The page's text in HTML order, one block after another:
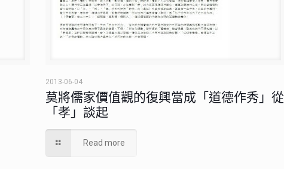
2013-06-04
莫將儒家價值觀的復興當成「道德作秀」從
「孝」談起
Read more